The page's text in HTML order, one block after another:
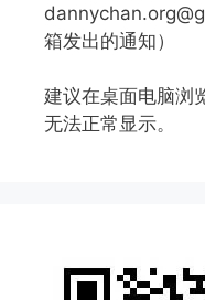
箱发出的通知）
建议在桌面电脑浏
无法正常显示。